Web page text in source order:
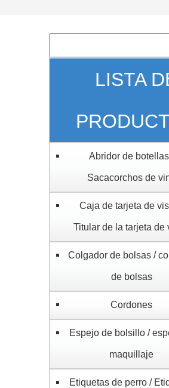
LISTA
Abridor de
Sacacorchos de
Caja de tarjeta de
Titular de la tarjeta de
Colgador de bolsas /
de bolsas
Cordones
Espejo de bolsillo /
maquillaje
Etiquetas de perro /